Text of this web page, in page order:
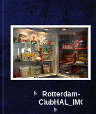
Rotterdam-